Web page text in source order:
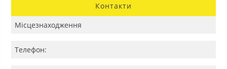
Контакти
Місцезнаходження
Телефон: